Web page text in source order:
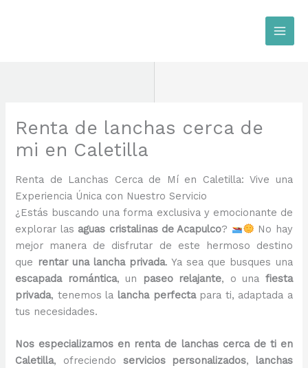
Renta de lanchas cerca de
mi en Caletilla
Renta de Lanchas Cerca de Mí en Caletilla: Vive una
Experiencia Única con Nuestro Servicio
¿Estás buscando una forma exclusiva y emocionante de
explorar las aguas cristalinas de Acapulco?
No hay
mejor manera de disfrutar de este hermoso destino
que rentar una lancha privada. Ya sea que busques una
escapada romántica, un paseo relajante, o una fiesta
privada, tenemos la lancha perfectapara ti, adaptada a
tus necesidades.
Nos especializamos en renta de lanchas cerca de ti en
Caletilla, ofreciendo servicios personalizados, lanchas